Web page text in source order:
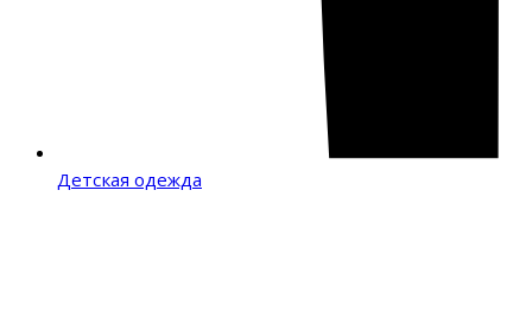
Детская одежда